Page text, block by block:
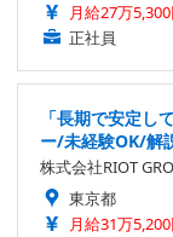
月給27万
正社員
「長期で安定し
ー/未経験OK/解
株式会社RIOT
東京都
月給31万